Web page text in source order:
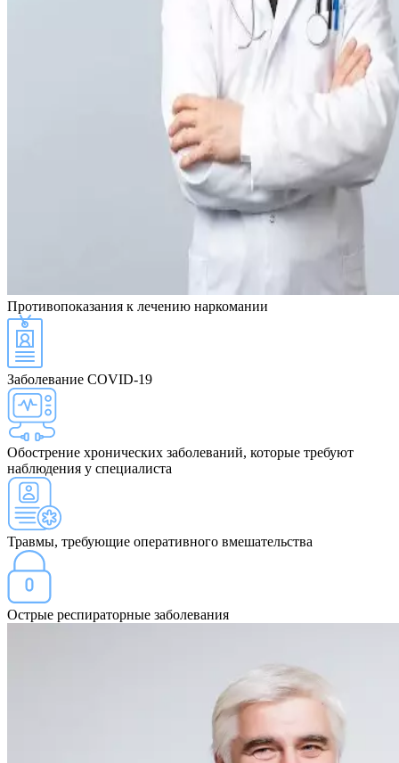
Противопоказания к лечению наркомании
Заболевание COVID-19
Обострение хронических заболеваний, которые требуют
наблюдения у специалиста
Травмы, требующие оперативного вмешательства
Острые респираторные заболевания